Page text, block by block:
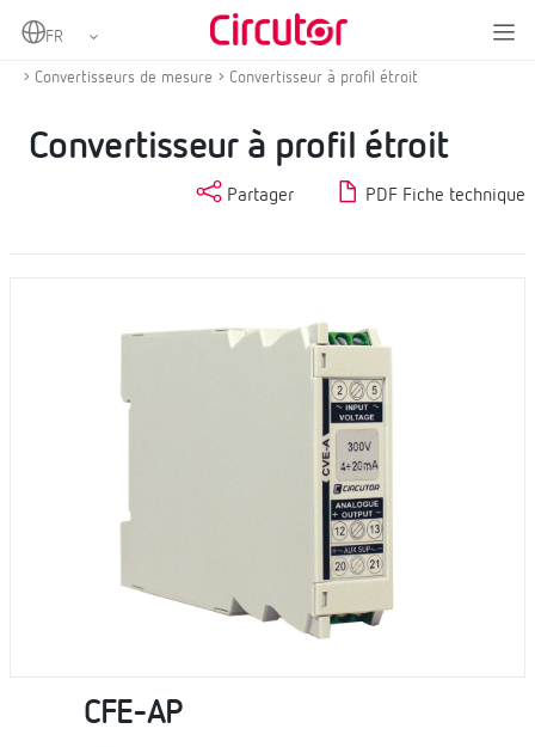
Home
Convertisseurs de mesure
Convertisseur à profil étroit
Convertisseur à profil étroit
Partager PDF Fiche technique
CFE-AP